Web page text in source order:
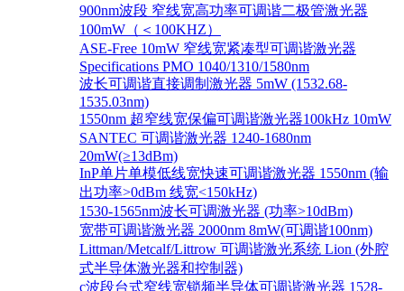
900nm波段 窄线宽高功率可调谐二极管激光器
100mW（＜100KHZ）
ASE-Free 10mW 窄线宽紧凑型可调谐激光器
Specifications PMO 1040/1310/1580nm
波长可调谐直接调制激光器 5mW (1532.68-
1535.03nm)
1550nm 超窄线宽保偏可调谐激光器100kHz 10mW
SANTEC 可调谐激光器 1240-1680nm
20mW(≥13dBm)
InP单片单模低线宽快速可调谐激光器 1550nm (输
出功率>0dBm 线宽<150kHz)
1530-1565nm波长可调激光器 (功率>10dBm)
宽带可调谐激光器 2000nm 8mW(可调谐100nm)
Littman/Metcalf/Littrow 可调谐激光系统 Lion (外腔
式半导体激光器和控制器)
c波段台式窄线宽锁频半导体可调谐激光器 1528-